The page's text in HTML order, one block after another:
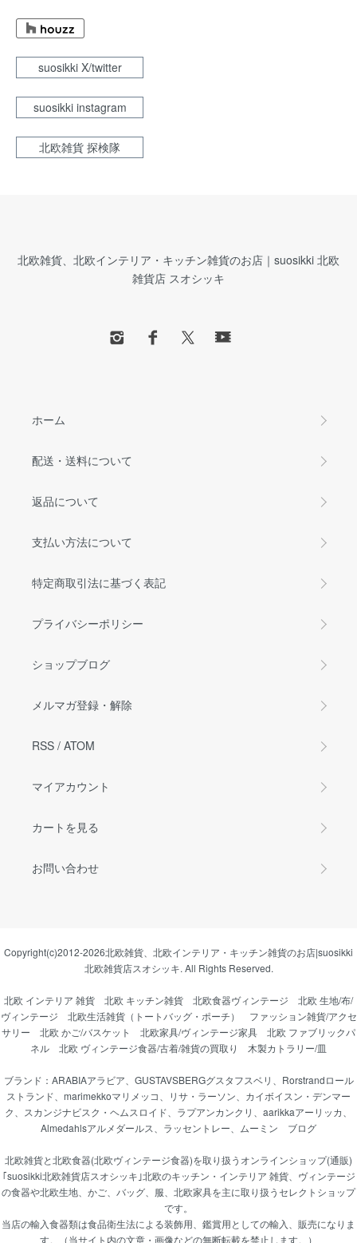
suosikki X/twitter
suosikki instagram
北欧雑貨 探検隊
北欧雑貨、北欧インテリア・キッチン雑貨のお店｜suosikki 北欧
雑貨店 スオシッキ
ホーム
配送・送料について
返品について
支払い方法について
特定商取引法に基づく表記
プライバシーポリシー
ショップブログ
メルマガ登録・解除
RSS / ATOM
マイアカウント
カートを見る
お問い合わせ
Copyright(c)2012-2026北欧雑貨、北欧インテリア・キッチン雑貨のお店|suosikki
北欧雑貨店スオシッキ. All Rights Reserved.
北欧 インテリア 雑貨 北欧 キッチン雑貨 北欧食器ヴィンテージ
北欧 生地/布/
ヴィンテージ
北欧生活雑貨（トートバッグ・ポーチ）
ファッション雑貨/アクセ
サリー
北欧 かご/バスケット 北欧家具/ヴィンテージ家具
北欧 ファブリックパ
ネル
北欧 ヴィンテージ食器/古着/雑貨の買取り 木製カトラリー/皿
ブランド： ARABIAアラビア GUSTAVSBERGグスタフスベリ
Rorstrandロール
ストランド
marimekkoマリメッコ リサ・ラーソン
カイボイスン・デンマー
ク
スカンジナビスク・ヘムスロイド ラプアンカンクリ aarikkaアーリッカ
Almedahlsアルメダールス
ラッセントレー ムーミン ブログ
北欧雑貨と北欧食器(北欧ヴィンテージ食器)を取り扱うオンラインショップ(通販)
｢suosikki北欧雑貨店スオシッキ｣北欧のキッチン・インテリア 雑貨、ヴィンテージ
の食器や北欧生地、かご、バッグ、服、北欧家具を主に取り扱うセレクトショップ
です。
当店の輸入食器類は食品衛生法による装飾用、鑑賞用としての輸入、販売になりま
す。（当サイト内の文章・画像などの無断転載を禁止します。）